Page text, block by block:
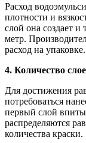
Расход
плотности и
слой она создает и
метр.
расход на упаковке.
4. Количество
Для достижения
потребоваться
первый слой
распределяются
количества краски.